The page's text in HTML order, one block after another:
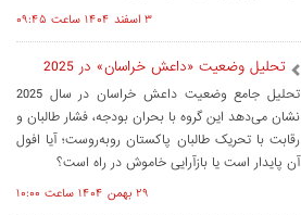
۳ اسفند ۱۴۰۴ ساعت ۰۹:۴۵
تحلیل وضعیت «داعش خراسان» در 2025
تحلیل جامع وضعیت داعش خراسان در سال 2025
نشان می‌دهد این گروه با بحران بودجه، فشار طالبان و
رقابت با تحریک طالبان پاکستان روبه‌روست؛ آیا افول
آن پایدار است یا بازآرایی خاموش در راه است؟
۲۹ بهمن ۱۴۰۴ ساعت ۱۰:۰۰